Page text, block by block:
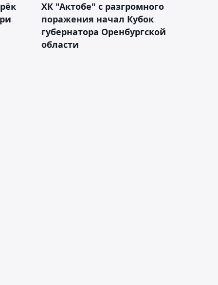
ХК "Актобе" с разгромного
поражения начал Кубок
губернатора Оренбургской
области